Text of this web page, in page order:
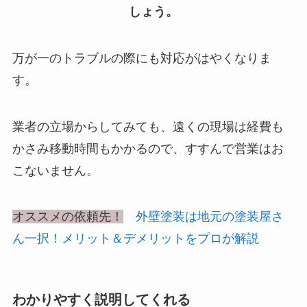
しょう。
万が一のトラブルの際にも対応がはやくなりま
す。
業者の立場からしてみても、遠くの現場は経費も
かさみ移動時間もかかるので、すすんで営業はお
こないません。
オススメの依頼先！
外壁塗装は地元の塗装屋さ
ん一択！メリット＆デメリットをプロが解説
わかりやすく説明してくれる